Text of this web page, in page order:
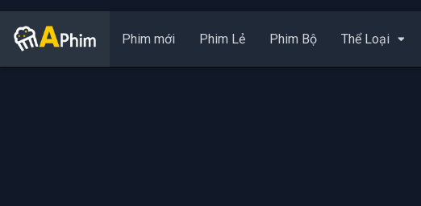
Phim mới Phim Lẻ Phim Bộ Thể Loại